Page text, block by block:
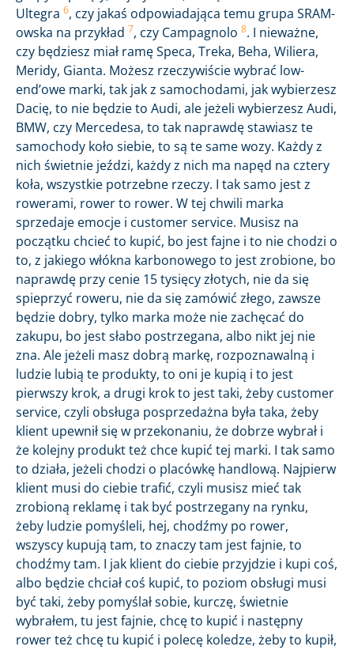
Ultegra 6, czy jakaś odpowiadająca temu grupa SRAM-
owska na przykład 7, czy Campagnolo 8. I nieważne,
czy będziesz miał ramę Speca, Treka, Beha, Wiliera,
Meridy, Gianta. Możesz rzeczywiście wybrać low-
end’owe marki, tak jak z samochodami, jak wybierzesz
Dacię, to nie będzie to Audi, ale jeżeli wybierzesz Audi,
BMW, czy Mercedesa, to tak naprawdę stawiasz te
samochody koło siebie, to są te same wozy. Każdy z
nich świetnie jeździ, każdy z nich ma napęd na cztery
koła, wszystkie potrzebne rzeczy. I tak samo jest z
rowerami, rower to rower. W tej chwili marka
sprzedaje emocje i customer service. Musisz na
początku chcieć to kupić, bo jest fajne i to nie chodzi o
to, z jakiego włókna karbonowego to jest zrobione, bo
naprawdę przy cenie 15 tysięcy złotych, nie da się
spieprzyć roweru, nie da się zamówić złego, zawsze
będzie dobry, tylko marka może nie zachęcać do
zakupu, bo jest słabo postrzegana, albo nikt jej nie
zna. Ale jeżeli masz dobrą markę, rozpoznawalną i
ludzie lubią te produkty, to oni je kupią i to jest
pierwszy krok, a drugi krok to jest taki, żeby customer
service, czyli obsługa posprzedażna była taka, żeby
klient upewnił się w przekonaniu, że dobrze wybrał i
że kolejny produkt też chce kupić tej marki. I tak samo
to działa, jeżeli chodzi o placówkę handlową. Najpierw
klient musi do ciebie trafić, czyli musisz mieć tak
zrobioną reklamę i tak być postrzegany na rynku,
żeby ludzie pomyśleli, hej, chodźmy po rower,
wszyscy kupują tam, to znaczy tam jest fajnie, to
chodźmy tam. I jak klient do ciebie przyjdzie i kupi coś,
albo będzie chciał coś kupić, to poziom obsługi musi
być taki, żeby pomyślał sobie, kurczę, świetnie
wybrałem, tu jest fajnie, chcę to kupić i następny
rower też chcę tu kupić i polecę koledze, żeby to kupił,